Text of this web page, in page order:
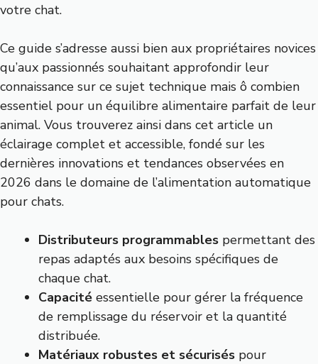
votre chat.
Ce guide s’adresse aussi bien aux propriétaires novices
qu’aux passionnés souhaitant approfondir leur
connaissance sur ce sujet technique mais ô combien
essentiel pour un équilibre alimentaire parfait de leur
animal. Vous trouverez ainsi dans cet article un
éclairage complet et accessible, fondé sur les
dernières innovations et tendances observées en
2026 dans le domaine de l’alimentation automatique
pour chats.
Distributeurs programmables permettant des
repas adaptés aux besoins spécifiques de
chaque chat.
Capacité essentielle pour gérer la fréquence
de remplissage du réservoir et la quantité
distribuée.
Matériaux robustes et sécurisés pour